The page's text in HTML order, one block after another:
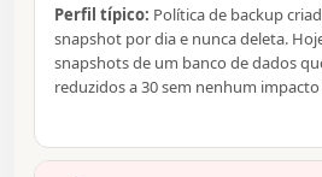
Perfil típico: Política de backup
snapshot por dia e nunca deleta.
snapshots de um banco de dados
reduzidos a 30 sem nenhum